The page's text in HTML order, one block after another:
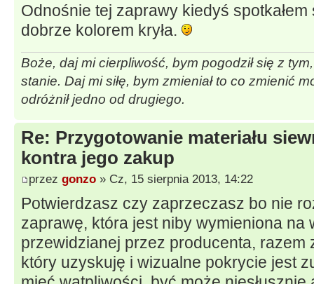
Odnośnie tej zaprawy kiedyś
dobrze kolorem kryła.
Boże, daj mi cierpliwość, bym pogodził się z
stanie. Daj mi siłę, bym zmieniał to co zmienić
odróżnił jedno od drugiego.
Re: Przygotowanie materiału
kontra jego zakup
przez gonzo » Cz, 15 sierpnia 2013, 14:22
Potwierdzasz czy zaprzeczasz bo nie
zaprawę, która jest niby wymieniona na
przewidzianej przez producenta, razem
który uzyskuję i wizualne pokrycie jest